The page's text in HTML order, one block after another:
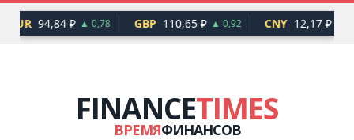
EUR 94,84 ₽ ▲ 0,78 GBP 110,65 ₽ ▲ 0,92 CNY 12,17 ₽ ▲
FINANCETIMES
ВРЕМЯФИНАНСОВ